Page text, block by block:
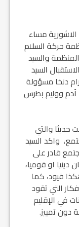
مساء
من منظمة حركة السلام
والسيد
السيد
دنخا مسؤولة
آدم ووليم بطرس
حديثا والتي
واكد السيد
قادر على
او قوميا،
قيود، كما
التي تقود
في الإقليم
دون تمييز.